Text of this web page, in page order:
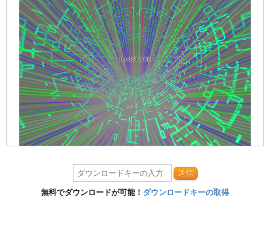
送信
無料でダウンロードが可能！ ダウンロードキーの取得